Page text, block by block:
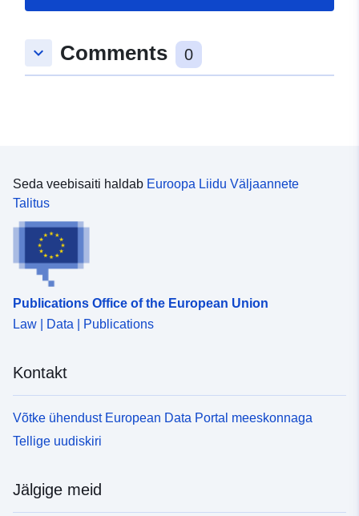
keyboard_arrow_down Comments 0
Seda veebisaiti haldab Euroopa Liidu Väljaannete
Talitus
Publications Office of the European Union
Law | Data | Publications
Kontakt
Võtke ühendust European Data Portal meeskonnaga
Tellige uudiskiri
Jälgige meid